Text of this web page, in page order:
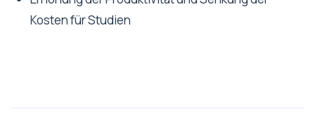
Kosten für Studien